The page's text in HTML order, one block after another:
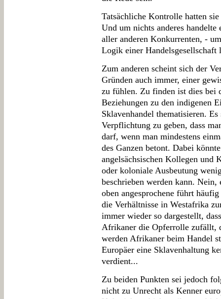
Tatsächliche Kontrolle hatten
Und um nichts anderes
aller anderen Konkurrenten, -
Logik einer Handelsgesellschaft
Zum anderen scheint sich der
Gründen auch immer, einer
zu fühlen. Zu finden ist dies bei
Beziehungen zu den indigenen
Sklavenhandel thematisieren.
Verpflichtung zu geben, dass
darf, wenn man mindestens
des Ganzen betont. Dabei
angelsächsischen Kollegen und
oder koloniale Ausbeutung
beschrieben werden kann.
oben angesprochene führt
die Verhältnisse in Westafrika
immer wieder so dargestellt,
Afrikaner die Opferrolle zufällt,
werden Afrikaner beim Handel
Europäer eine Sklavenhaltung
verdient...
Zu beiden Punkten sei jedoch
nicht zu Unrecht als Kenner